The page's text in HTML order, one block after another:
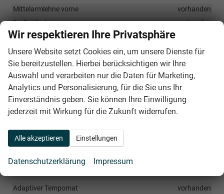
Mittelarmlehne vorne
vorhanden
Radlaufschutz
vorhanden
Regenschirm unter dem Beifahrersitz
Sunset - dunkel getönte Scheiben hinten
vorhanden
Vordersitze beheizbar mit manueller Lendenwirbelstütze
vorhanden
Infotainment & Kommunikation
Care Connect 3 Jahre
Infotainmentsystem 8 Zoll
Wireless SmartLink (Apple CarPlay)
Adaptiver Tempomat
vorhanden
Wir respektieren Ihre Privatsphäre
Unsere Website setzt Cookies ein, um unsere Dienste für
Sie bereitzustellen. Hierbei berücksichtigen wir Ihre
Auswahl und verarbeiten nur die Daten für Marketing,
Analytics und Personalisierung, für die Sie uns Ihr
Einverständnis geben. Sie können Ihre Einwilligung
jederzeit mit Wirkung für die Zukunft widerrufen.
Alle akzeptieren Einstellungen
Datenschutzerklärung Impressum